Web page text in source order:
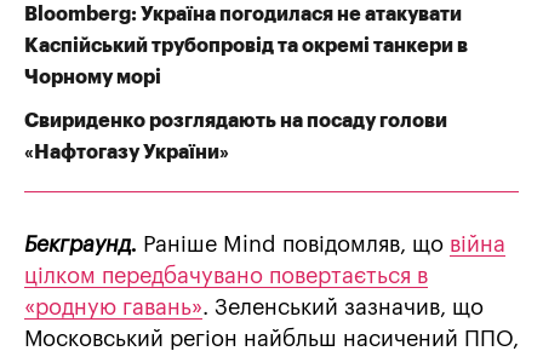
Bloomberg: Україна погодилася не атакувати
Каспійський трубопровід та окремі танкери в
Чорному морі
Свириденко розглядають на посаду голови
«Нафтогазу України»
Бекграунд. Раніше Mind повідомляв, що війна
цілком передбачувано повертається в
«родную гавань». Зеленський зазначив, що
Московський регіон найбльш насичений ППО,